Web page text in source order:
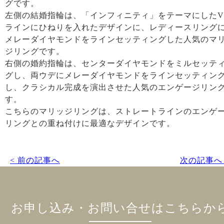
グです。
左側の結婚指輪は、「インフィニティ」をテーマにした
ラインにひねりを入れたデザインに、レディースリング
メレーダイヤモンドをラインセッティングした人気のマ
ジリングです。
右側の婚約指輪は、センターダイヤモンドをミルセッテ
グし、両ウデにメレーダイヤモンドをラインセッティン
し、クラシカル完成を演出させた人気のエンゲージリン
す。
こちらのマリッジリングは、ストレートラインのエンゲ
リングとの重ね付けに最適なデザインです。
< 前の記事へ 次の記事
お申し込み・お問い合せはこちらか